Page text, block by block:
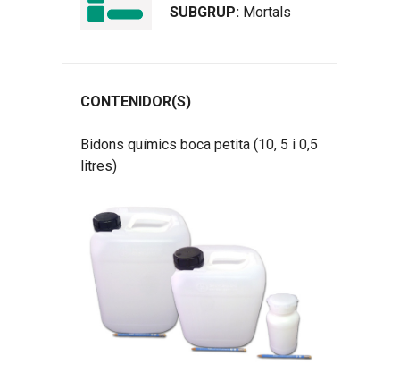
SUBGRUP: Mortals
CONTENIDOR(S)
Bidons químics boca petita (10, 5 i 0,5
litres)